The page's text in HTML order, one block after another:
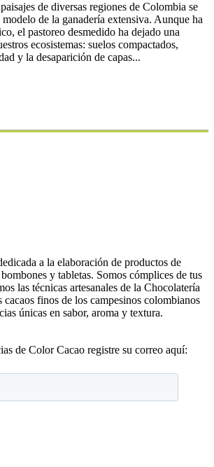
de diversas regiones de Colombia se
de la ganadería extensiva. Aunque ha
el pastoreo desmedido ha dejado una
ecosistemas: suelos compactados,
y la desaparición de capas...
a la elaboración de productos de
y tabletas. Somos cómplices de tus
las técnicas artesanales de la Chocolatería
cacaos finos de los campesinos colombianos
únicas en sabor, aroma y textura.
de Color Cacao registre su correo aquí: